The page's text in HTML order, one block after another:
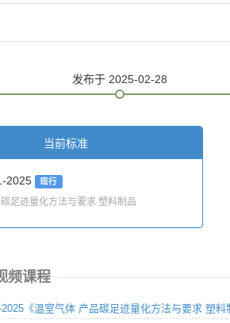
发布于 2025-02-28
当前标准
2025 现行
足迹量化方法与要求 塑料制品
频课程
《温室气体 产品碳足迹量化方法与要求 塑料